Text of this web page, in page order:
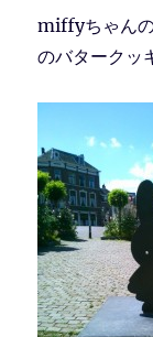
miffyちゃんの
のバタークッ